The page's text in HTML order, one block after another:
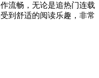
流畅，无论是追热门连载
到舒适的阅读乐趣，非常